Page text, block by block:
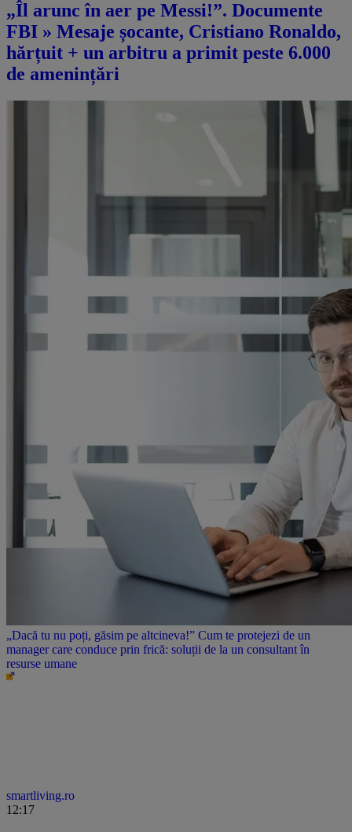
„Îl arunc în aer pe Messi!”. Documente
FBI » Mesaje șocante, Cristiano Ronaldo,
hărțuit + un arbitru a primit peste 6.000
de amenințări
„Dacă tu nu poți, găsim pe altcineva!” Cum te protejezi de un
manager care conduce prin frică: soluții de la un consultant în
resurse umane
smartliving.ro
12:17